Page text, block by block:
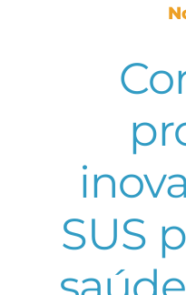
SUS